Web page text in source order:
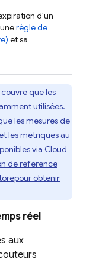
d'un
règle de
et sa
que les
utilisées.
les mesures de
les métriques au
via Cloud
de référence
pour obtenir
réel
aux